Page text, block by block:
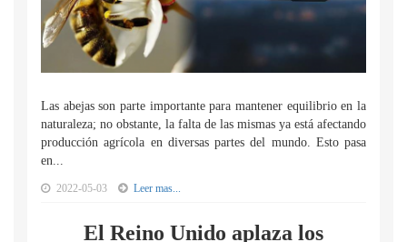
Las abejas son parte importante para mantener equilibrio en la
naturaleza; no obstante, la falta de las mismas ya está afectando
producción agrícola en diversas partes del mundo. Esto pasa
en...
2022-05-03 Leer mas...
El Reino Unido aplaza los